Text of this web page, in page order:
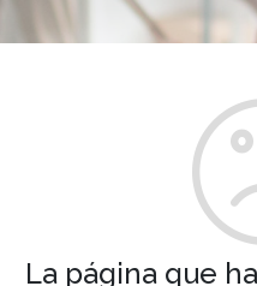
La página que